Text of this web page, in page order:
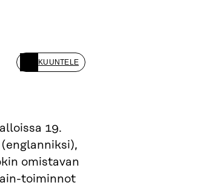
KUUNTELE
19.
(englanniksi),
omistavan
toiminnot